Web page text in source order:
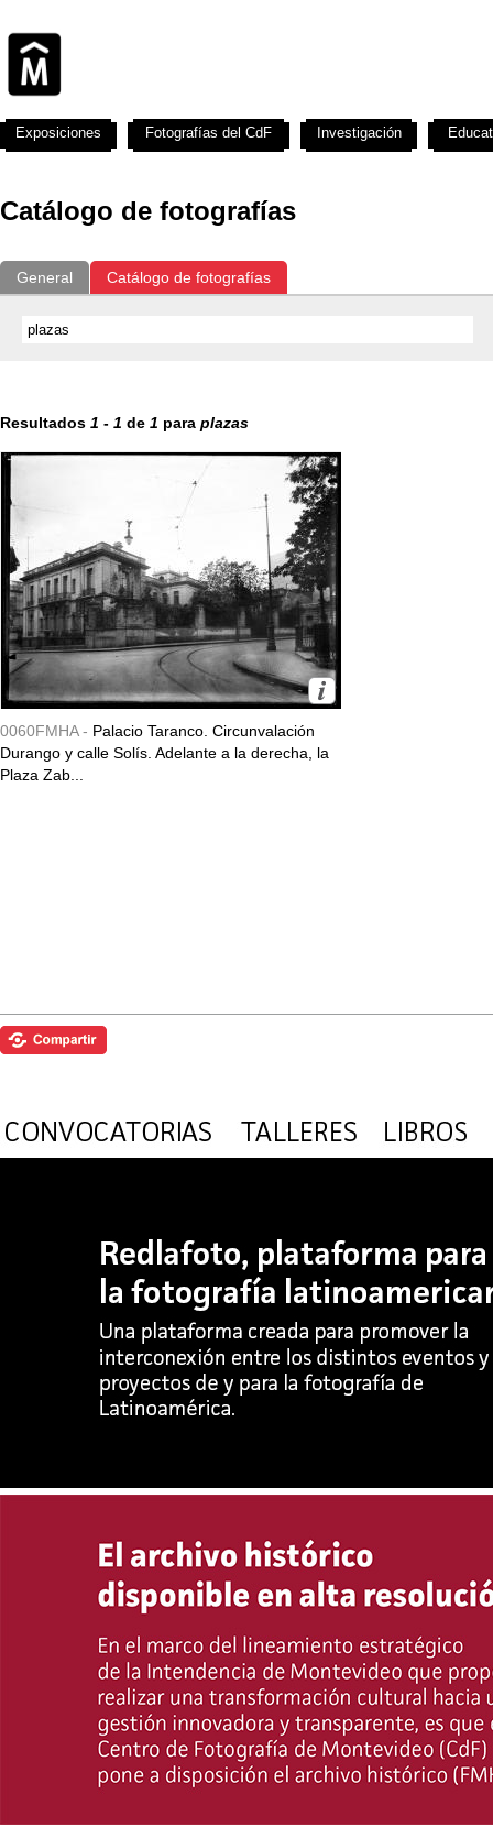
Catálogo de fotografías
General Catálogo de fotografías
Resultados 1 - 1 de 1 para plazas
0060FMHA - Palacio Taranco. Circunvalación
Durango y calle Solís. Adelante a la derecha, la
Plaza Zab...
Exposiciones Fotografías del CdF Investigación